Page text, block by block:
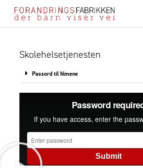
Skolehelsetjenesten
Passord til filmene